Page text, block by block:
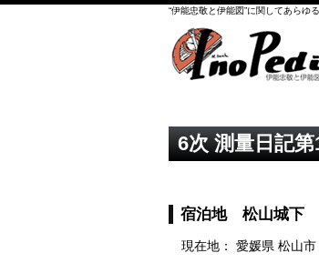
“伊能忠敬と伊能図”に関してあらゆ
6次 測量日記
宿泊地 松山城下
現在地： 愛媛県 松山市